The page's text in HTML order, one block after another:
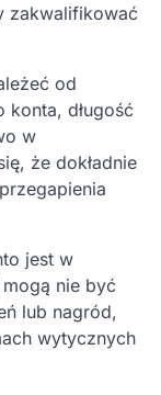
zakwalifikować
od
długość
w
że dokładnie
jest w
nie być
lub nagród,
wytycznych